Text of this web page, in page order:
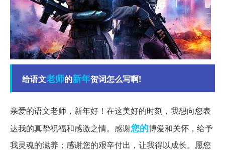
给语文老师的新年贺词怎么写啊!
亲爱的语文老师，新年好！在这美好的时刻，我想向您表
达我的真挚祝福和感激之情。感谢您的博爱和关怀，给予
我灵魂的滋养；感谢您的艰辛付出，让我得以成长。愿您